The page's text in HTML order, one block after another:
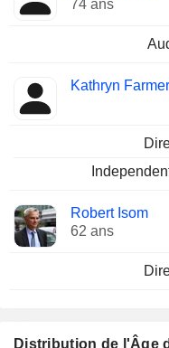
74 ans
Kathryn Farmer
Robert Isom
62 ans
Distribution de l'Âge